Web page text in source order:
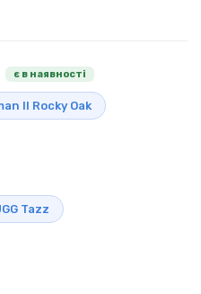
є в наявності
II Rocky Oak
Tazz